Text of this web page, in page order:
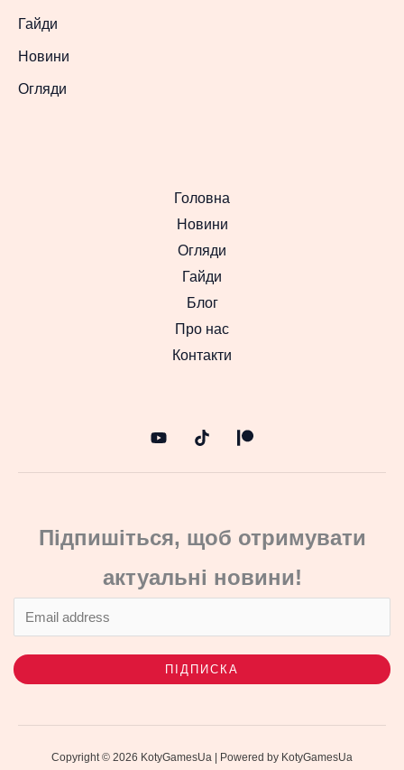
Гайди
Новини
Огляди
Головна
Новини
Огляди
Гайди
Блог
Про нас
Контакти
Підпишіться, щоб отримувати
актуальні новини!
ПІДПИСКА
Copyright © 2026 KotyGamesUa | Powered by KotyGamesUa